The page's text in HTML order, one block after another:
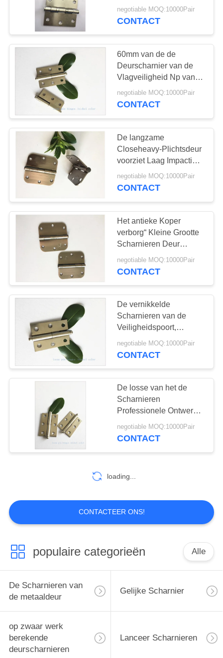
Kogellager Gouden van
een scharnier
negotiable MOQ:10000Pair
CONTACT
60mm van de de
Deurscharnier van de
Vlagveiligheid Np van
het de Baluiteinde
Metaalhardware voor het
negotiable MOQ:10000Pair
CONTACT
De langzame
Closeheavy-Plichtsdeur
voorziet Laag Impaction
Vernikkeld Satijn van
een scharnier
negotiable MOQ:10000Pair
CONTACT
Het antieke Koper
verborg“ Kleine Grootte
Scharnieren Deur
Afneembare
Beweegbare 4
negotiable MOQ:10000Pair
CONTACT
De vernikkelde
Scharnieren van de
Veiligheidspoort,
Afgeworpen het
Waterbewijs van
negotiable MOQ:10000Pair
CONTACT
De losse van het de
Scharnieren
Professionele Ontwerp
van de Speld Uitgaande
Openingsdeur Hoge
negotiable MOQ:10000Pair
CONTACT
loading...
CONTACTEER ONS!
populaire categorieën Alle
De Scharnieren van
de metaaldeur
Gelijke Scharnier
op zwaar werk
berekende
deurscharnieren
Lanceer Scharnieren